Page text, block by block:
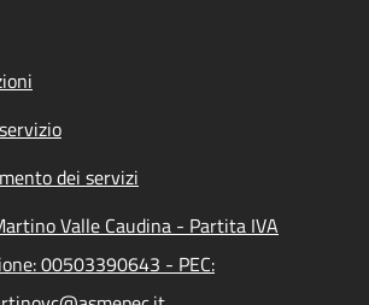
dei servizi
Valle Caudina - Partita IVA
00503390643 - PEC: